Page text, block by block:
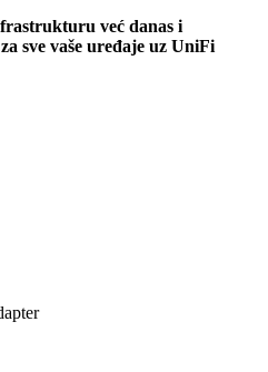
već danas i
sve vaše uređaje uz UniFi